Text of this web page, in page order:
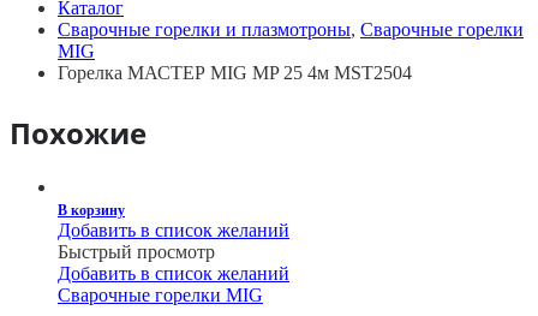
Каталог
Сварочные горелки и плазмотроны, Сварочные горелки
MIG
Горелка МАСТЕР MIG MP 25 4м MST2504
Похожие
В корзину
Добавить в список желаний
Быстрый просмотр
Добавить в список желаний
Сварочные горелки MIG